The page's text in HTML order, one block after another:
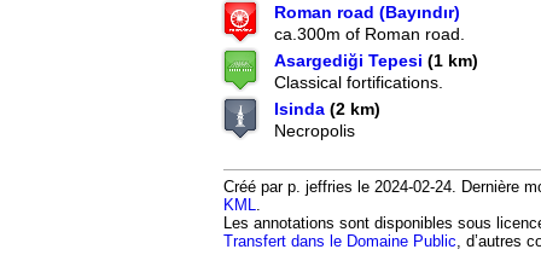
Roman road (Bayındır)
ca.300m of Roman road.
Asargediği Tepesi (1 km)
Classical fortifications.
Isinda (2 km)
Necropolis
Créé par p. jeffries le 2024-02-24. Dernière
KML
Les annotations sont disponibles sous
Transfert dans le Domaine Public , d’autres